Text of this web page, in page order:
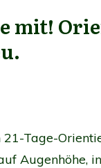
mit!
21-Tage-
Augenhöhe,